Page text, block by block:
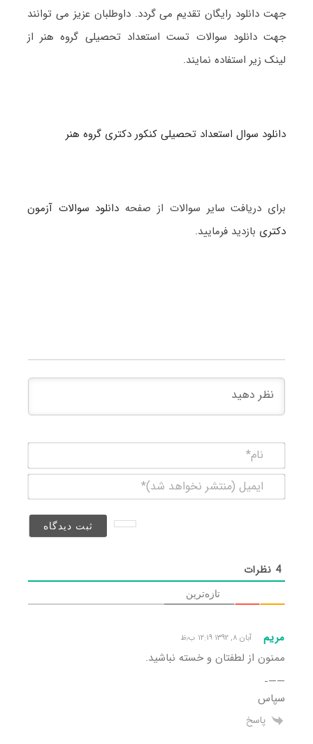
جهت دانلود رایگان تقدیم می گردد. داوطلبان عزیز می توانند
جهت دانلود سوالات تست استعداد تحصیلی گروه هنر از
لینک زیر استفاده نمایند.
دانلود سوال استعداد تحصیلی کنکور دکتری گروه هنر
برای دریافت سایر سوالات از صفحه دانلود سوالات آزمون
دکتری بازدید فرمایید.
(منتشر
4 نظرات
تازه‌ترین
مریم آبان ۸, ۱۳۹۲ ۱۲:۱۹ ب٫ظ
ممنون از لطفتان و خسته نباشید.
——-
سپاس
پاسخ